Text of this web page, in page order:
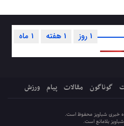
1 ماه 1 هفته 1 روز
گوناگون مقالات پیام ورزش
خبری شباویز محفوظ است.
بلامانع است.